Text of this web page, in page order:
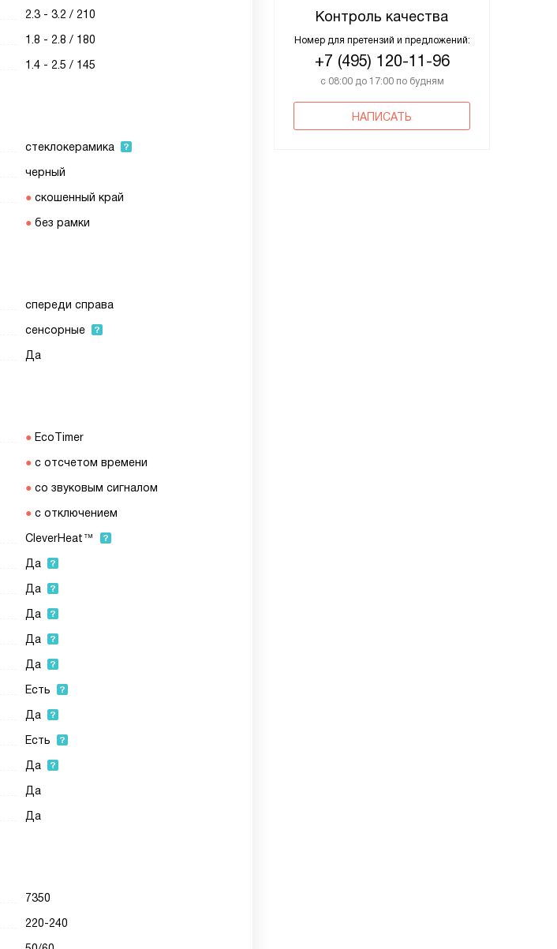
Контроль качества
Номер для претензий и предложений:
+7 (495) 120-11-96
с 08:00 до 17:00 по будням
НАПИСАТЬ
2.3 - 3.2 / 210
1.8 - 2.8 / 180
1.4 - 2.5 / 145
стеклокерамика
черный
скошенный край
без рамки
спереди справа
сенсорные
Да
EcoTimer
с отсчетом времени
со звуковым сигналом
с отключением
CleverHeat™
Да
Да
Да
Да
Да
Есть
Да
Есть
Да
Да
Да
7350
220-240